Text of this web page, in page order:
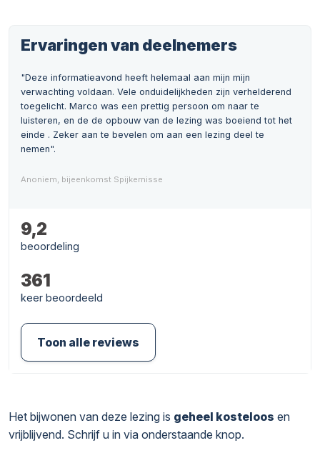
Ervaringen van deelnemers
"Deze informatieavond heeft helemaal aan mijn mijn
verwachting voldaan. Vele onduidelijkheden zijn verhelderend
toegelicht. Marco was een prettig persoon om naar te
luisteren, en de de opbouw van de lezing was boeiend tot het
einde . Zeker aan te bevelen om aan een lezing deel te
nemen".
Anoniem, bijeenkomst Spijkernisse
9,2
beoordeling
361
keer beoordeeld
Toon alle reviews
Het bijwonen van deze lezing is geheel kosteloos en
vrijblijvend. Schrijf u in via onderstaande knop.